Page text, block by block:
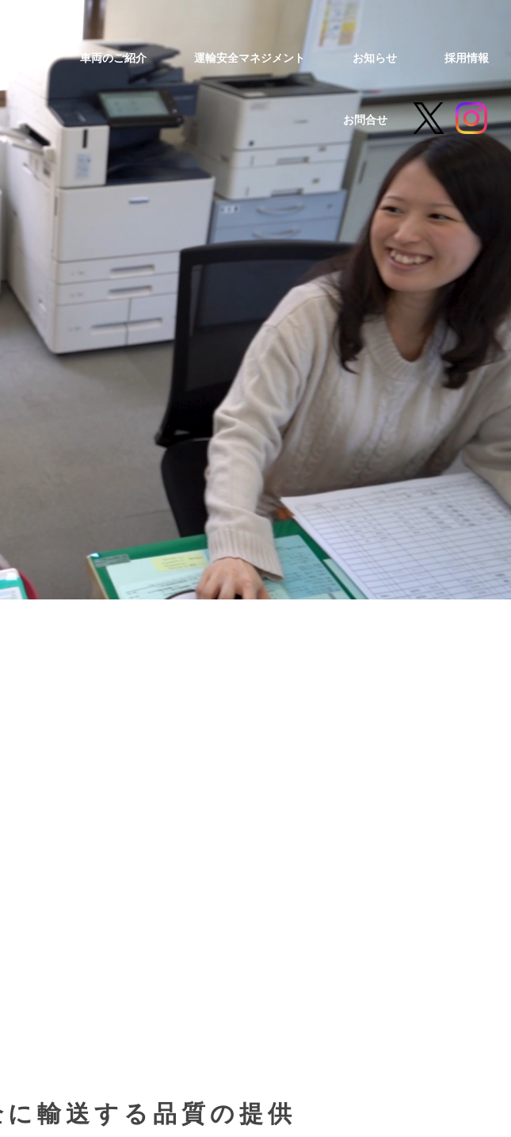
車両のご紹介 運輸安全マネジメント お知らせ 採用情報
お問合せ
輸送する品質の提供